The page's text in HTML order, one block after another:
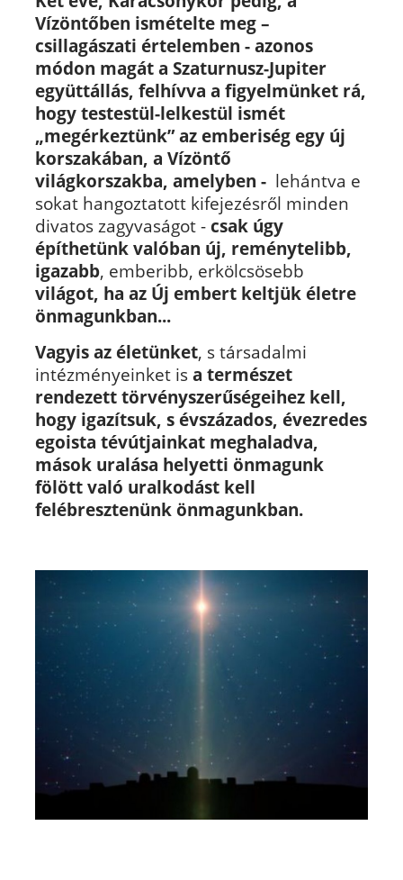
Vízöntőben ismételte meg –
csillagászati értelemben - azonos
módon magát a Szaturnusz-Jupiter
együttállás, felhívva a figyelmünket rá,
hogy testestül-lelkestül ismét
„megérkeztünk” az emberiség egy új
korszakában, a Vízöntő
világkorszakba, amelyben - lehántva e
sokat hangoztatott kifejezésről minden
divatos zagyvaságot - csak úgy
építhetünk valóban új, reménytelibb,
igazabb, emberibb, erkölcsösebb
világot, ha az Új embert keltjük életre
önmagunkban...
Vagyis az életünket, s társadalmi
intézményeinket is a természet
rendezett törvényszerűségeihez kell,
hogy igazítsuk, s évszázados, évezredes
egoista tévútjainkat meghaladva,
mások uralása helyetti önmagunk
fölött való uralkodást kell
felébresztenünk önmagunkban.